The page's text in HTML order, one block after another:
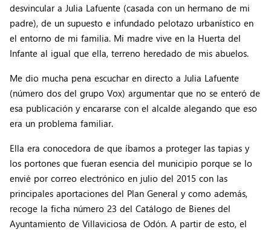
desvincular a Julia Lafuente (casada con un hermano de mi
padre), de un supuesto e infundado pelotazo urbanístico en
el entorno de mi familia. Mi madre vive en la Huerta del
Infante al igual que ella, terreno heredado de mis abuelos.
Me dio mucha pena escuchar en directo a Julia Lafuente
(número dos del grupo Vox) argumentar que no se enteró de
esa publicación y encararse con el alcalde alegando que eso
era un problema familiar.
Ella era conocedora de que íbamos a proteger las tapias y
los portones que fueran esencia del municipio porque se lo
envié por correo electrónico en julio del 2015 con las
principales aportaciones del Plan General y como además,
recoge la ficha número 23 del Catálogo de Bienes del
Ayuntamiento de Villaviciosa de Odón. A partir de esto, el